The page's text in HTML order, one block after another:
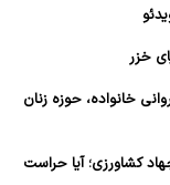
خانواده، حوزه زنان
کشاورزی؛ آیا حراست